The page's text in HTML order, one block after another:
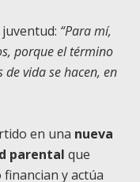
“Para mí,
porque el término
vida se hacen, en
en una nueva
parental que
y actúa